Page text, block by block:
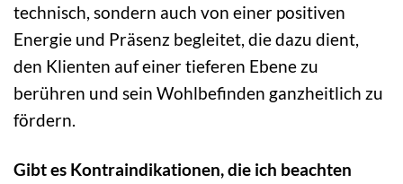
technisch, sondern auch von einer positiven
Energie und Präsenz begleitet, die dazu dient,
den Klienten auf einer tieferen Ebene zu
berühren und sein Wohlbefinden ganzheitlich zu
fördern.
Gibt es Kontraindikationen, die ich beachten